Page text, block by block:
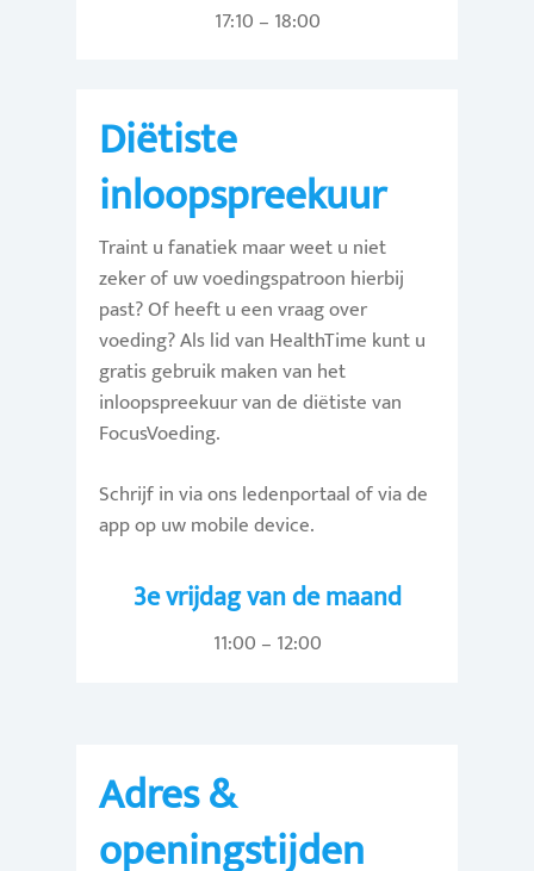
17:10 – 18:00
Diëtiste
inloopspreekuur
Traint u fanatiek maar weet u niet
zeker of uw voedingspatroon hierbij
past? Of heeft u een vraag over
voeding? Als lid van HealthTime kunt u
gratis gebruik maken van het
inloopspreekuur van de diëtiste van
FocusVoeding.
Schrijf in via ons ledenportaal of via de
app op uw mobile device.
3e vrijdag van de maand
11:00 – 12:00
Adres &
openingstijden